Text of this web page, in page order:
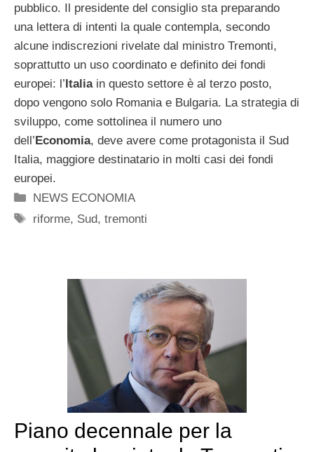
pubblico. Il presidente del consiglio sta preparando
una lettera di intenti la quale contempla, secondo
alcune indiscrezioni rivelate dal ministro Tremonti,
soprattutto un uso coordinato e definito dei fondi
europei: l’Italiain questo settore è al terzo posto,
dopo vengono solo Romania e Bulgaria. La strategia di
sviluppo, come sottolinea il numero uno
dell’Economia, deve avere come protagonista il Sud
Italia, maggiore destinatario in molti casi dei fondi
europei.
Categorie
NEWS ECONOMIA
Tag
riforme, Sud,tremonti
Piano decennale per la